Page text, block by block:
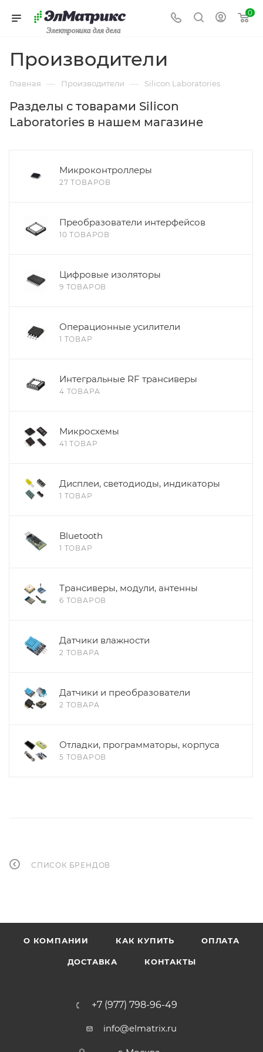
Электроника для дела
0
Производители
Главная — Производители — Silicon Laboratories
Разделы с товарами Silicon
Laboratories в нашем магазине
Микроконтроллеры
27 ТОВАРОВ
Преобразователи интерфейсов
10 ТОВАРОВ
Цифровые изоляторы
9 ТОВАРОВ
Операционные усилители
1 ТОВАР
Интегральные RF трансиверы
4 ТОВАРА
Микросхемы
41 ТОВАР
Дисплеи, светодиоды, индикаторы
1 ТОВАР
Bluetooth
1 ТОВАР
Трансиверы, модули, антенны
6 ТОВАРОВ
Датчики влажности
2 ТОВАРА
Датчики и преобразователи
2 ТОВАРА
Отладки, программаторы, корпуса
5 ТОВАРОВ
СПИСОК БРЕНДОВ
О КОМПАНИИ КАК КУПИТЬ ОПЛАТА
ДОСТАВКА КОНТАКТЫ
+7 (977) 798-96-49
info@elmatrix.ru